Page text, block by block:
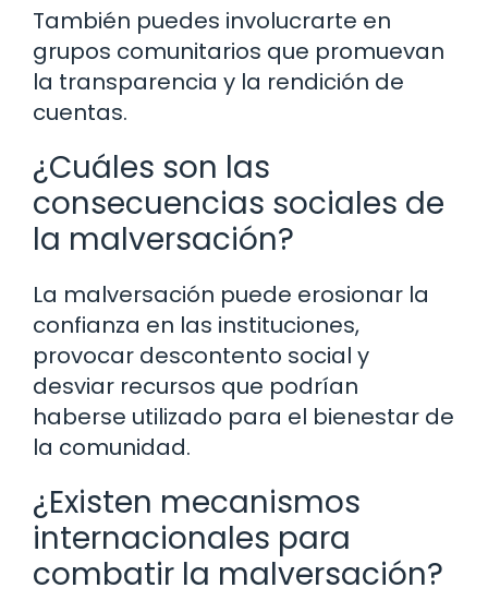
También puedes involucrarte en
grupos comunitarios que promuevan
la transparencia y la rendición de
cuentas.
¿Cuáles son las
consecuencias sociales de
la malversación?
La malversación puede erosionar la
confianza en las instituciones,
provocar descontento social y
desviar recursos que podrían
haberse utilizado para el bienestar de
la comunidad.
¿Existen mecanismos
internacionales para
combatir la malversación?